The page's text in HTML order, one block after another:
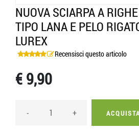
NUOVA SCIARPA A
TIPO LANA E PELO
LUREX
Recensisci questo articolo
€ 9,90
- +